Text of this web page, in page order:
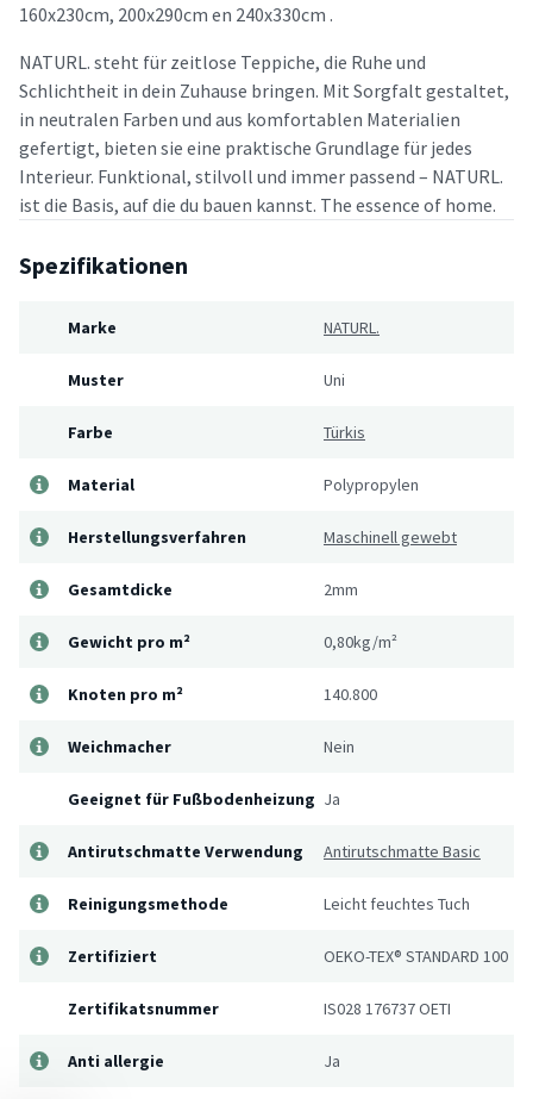
160x230cm, 200x290cm en 240x330cm .
NATURL. steht für zeitlose Teppiche, die Ruhe und
Schlichtheit in dein Zuhause bringen. Mit Sorgfalt gestaltet,
in neutralen Farben und aus komfortablen Materialien
gefertigt, bieten sie eine praktische Grundlage für jedes
Interieur. Funktional, stilvoll und immer passend – NATURL.
ist die Basis, auf die du bauen kannst. The essence of home.
Spezifikationen
Marke NATURL.
Muster Uni
Farbe Türkis
Material Polypropylen
Herstellungsverfahren Maschinell gewebt
Gesamtdicke 2mm
Gewicht pro m² 0,80kg/m²
Knoten pro m² 140.800
Weichmacher Nein
Geeignet für Fußbodenheizung Ja
Antirutschmatte Verwendung Antirutschmatte Basic
Reinigungsmethode Leicht feuchtes Tuch
Zertifiziert OEKO-TEX® STANDARD 100
Zertifikatsnummer IS028 176737 OETI
Anti allergie Ja